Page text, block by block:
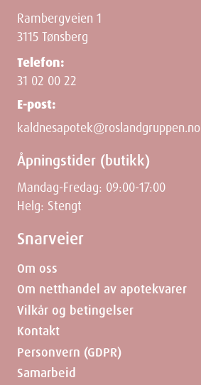
Rambergveien 1
3115 Tønsberg
Telefon:
31 02 00 22
E-post:
kaldnesapotek@roslandgruppen.no
Åpningstider (butikk)
Mandag-Fredag: 09:00-17:00
Helg: Stengt
Snarveier
Om oss
Om netthandel av apotekvarer
Vilkår og betingelser
Kontakt
Personvern (GDPR)
Samarbeid